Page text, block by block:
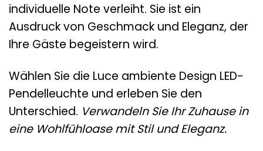
individuelle Note verleiht. Sie ist ein
Ausdruck von Geschmack und Eleganz, der
Ihre Gäste begeistern wird.
Wählen Sie die Luce ambiente Design LED-
Pendelleuchte und erleben Sie den
Unterschied. Verwandeln Sie Ihr Zuhause in
eine Wohlfühloase mit Stil und Eleganz.